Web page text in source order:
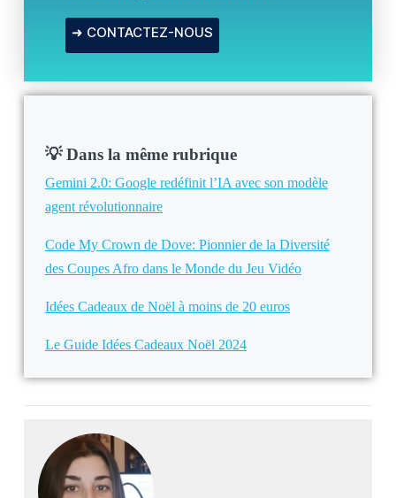
➜ CONTACTEZ-NOUS
💡 Dans la même rubrique
Gemini 2.0: Google redéfinit l’IA avec son modèle
agent révolutionnaire
Code My Crown de Dove: Pionnier de la Diversité
des Coupes Afro dans le Monde du Jeu Vidéo
Idées Cadeaux de Noël à moins de 20 euros
Le Guide Idées Cadeaux Noël 2024